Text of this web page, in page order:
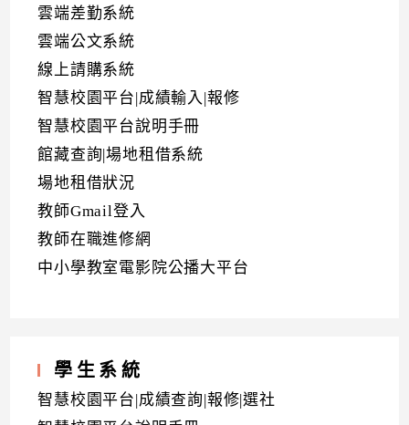
雲端差勤系統
雲端公文系統
線上請購系統
智慧校園平台|成績輸入|報修
智慧校園平台說明手冊
館藏查詢|場地租借系統
場地租借狀況
教師Gmail登入
教師在職進修網
中小學教室電影院公播大平台
學生系統
智慧校園平台|成績查詢|報修|選社